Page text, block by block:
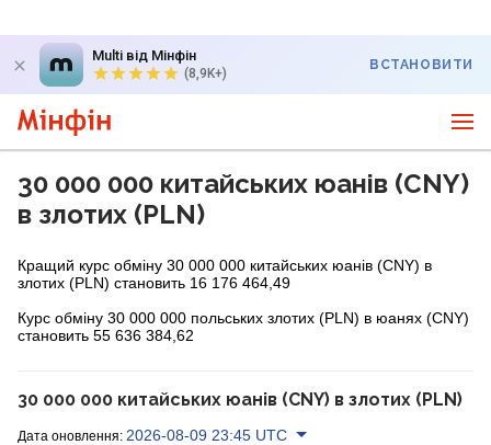
Multi від Мінфін
(8,9K+)
ВСТАНОВИТИ
30 000 000 китайських юанів (CNY)
в злотих (PLN)
Кращий курс обміну 30 000 000 китайських юанів (CNY) в
злотих (PLN) становить 16 176 464,49
Курс обміну 30 000 000 польських злотих (PLN) в юанях (CNY)
становить 55 636 384,62
30 000 000 китайських юанів (CNY) в злотих (PLN)
Дата оновлення: 2026-08-09 23:45 UTC